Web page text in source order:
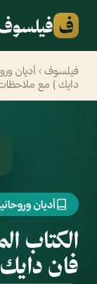
ف
فيلسوف › أديان
دايك ) مع ملاحظات
أديان
الكتاب
فان